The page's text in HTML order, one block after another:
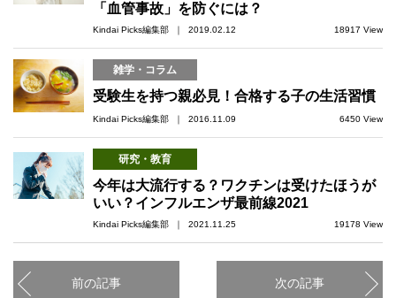
「血管事故」を防ぐには？
Kindai Picks編集部 ｜ 2019.02.12 18917 View
雑学・コラム
受験生を持つ親必見！合格する子の生活習慣
Kindai Picks編集部 ｜ 2016.11.09 6450 View
研究・教育
今年は大流行する？ワクチンは受けたほうが
いい？インフルエンザ最前線2021
Kindai Picks編集部 ｜ 2021.11.25 19178 View
前の記事 次の記事